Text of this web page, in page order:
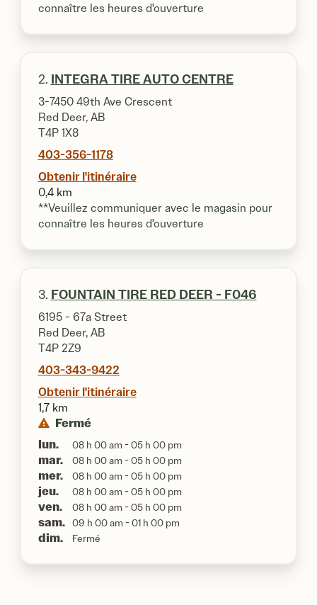
connaître les heures d'ouverture
2. INTEGRA TIRE AUTO CENTRE
3-7450 49th Ave Crescent
Red Deer, AB
T4P 1X8
403-356-1178
Obtenir l'itinéraire
0,4 km
**Veuillez communiquer avec le magasin pour
connaître les heures d'ouverture
3. FOUNTAIN TIRE RED DEER - F046
6195 - 67a Street
Red Deer, AB
T4P 2Z9
403-343-9422
Obtenir l'itinéraire
1,7 km
Fermé
lun.
08 h 00 am - 05 h 00 pm
mar. 08 h 00 am - 05 h 00 pm
mer. 08 h 00 am - 05 h 00 pm
jeu. 08 h 00 am - 05 h 00 pm
ven. 08 h 00 am - 05 h 00 pm
sam. 09 h 00 am - 01 h 00 pm
dim. Fermé